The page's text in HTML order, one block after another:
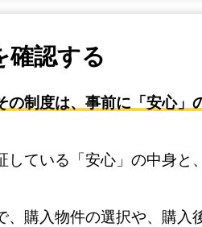
確認する
制度は、事前に「安心」
ている「安心」の中身と
購入物件の選択や、購入